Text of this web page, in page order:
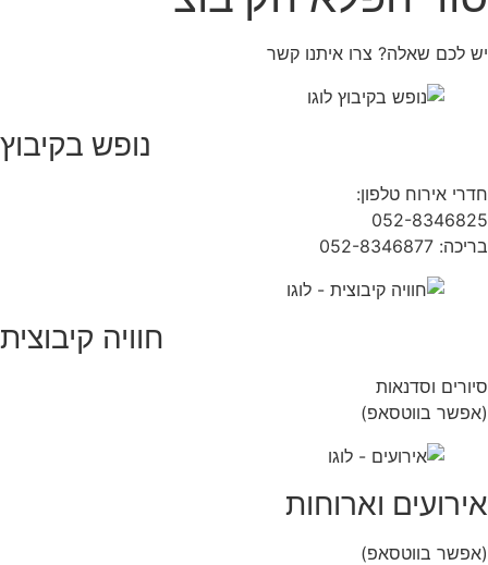
יש לכם שאלה? צרו איתנו קשר
נופש בקיבוץ
חדרי אירוח טלפון:
052-8346825
בריכה: 052-8346877
חוויה קיבוצית
סיורים וסדנאות
(אפשר בווטסאפ)
אירועים וארוחות
(אפשר בווטסאפ)